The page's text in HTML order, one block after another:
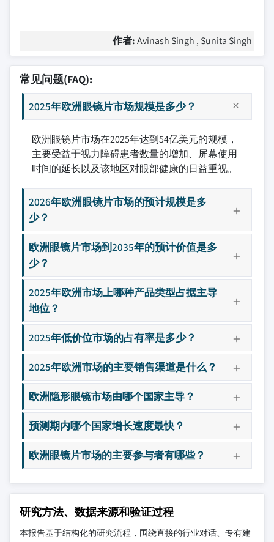
作者:Avinash Singh , Sunita Singh
常见问题(FAQ):
2025年欧洲眼镜片市场规模是多少？
欧洲眼镜片市场在2025年达到54亿美元的规模，
主要受益于视力障碍患者数量的增加、屏幕使用
时间的延长以及该地区对眼部健康的日益重视。
2026年欧洲眼镜片市场的预计规模是多
少？
欧洲眼镜片市场到2035年的预计价值是多
少？
2025年欧洲市场上哪种产品类型占据主导
地位？
2025年低价位市场的占有率是多少？
2025年欧洲市场的主要销售渠道是什么？
欧洲隐形眼镜市场由哪个国家主导？
预测期内哪个国家增长速度最快？
欧洲眼镜片市场的主要参与者有哪些？
研究方法、数据来源和验证过程
本报告基于结构化的研究流程，围绕直接的行业对话、专有建